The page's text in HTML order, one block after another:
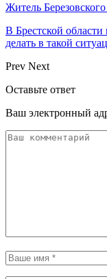
Житель
В Брестской
делать в такой
Prev Next
Оставьте ответ
Ваш электронный